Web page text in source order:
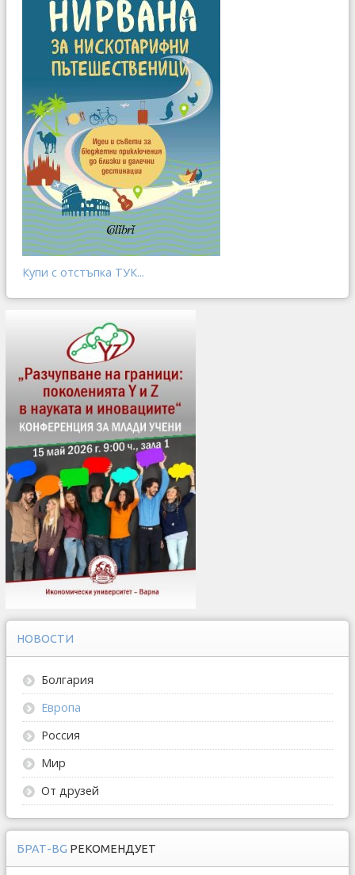
Купи с отстъпка ТУК...
НОВОСТИ
Болгария
Европа
Россия
Мир
От друзей
БРАТ-BG РЕКОМЕНДУЕТ